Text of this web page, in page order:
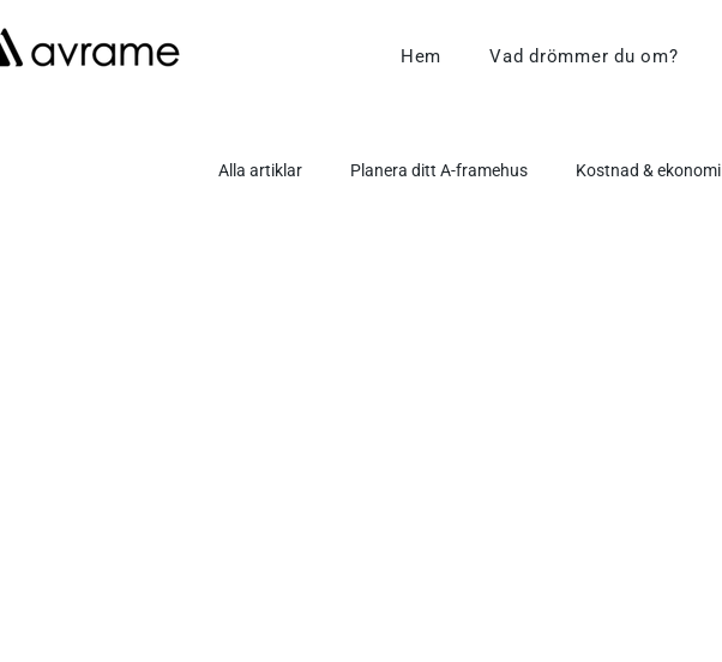
Hem Vad drömmer du om?
Alla artiklar Planera ditt A-framehus Kostnad & ekonomi